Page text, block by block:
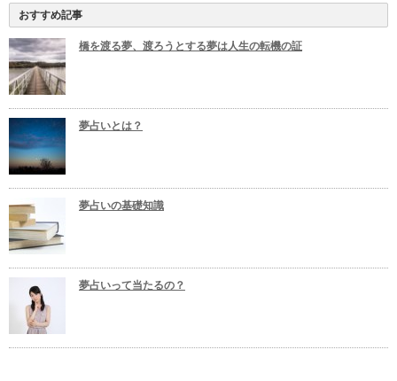
おすすめ記事
橋を渡る夢、渡ろうとする夢は人生の転機の証
夢占いとは？
夢占いの基礎知識
夢占いって当たるの？